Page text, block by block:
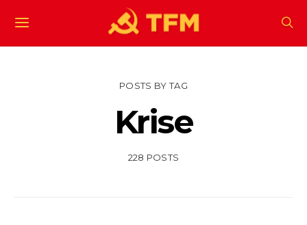
POSTS BY TAG
Krise
228 POSTS